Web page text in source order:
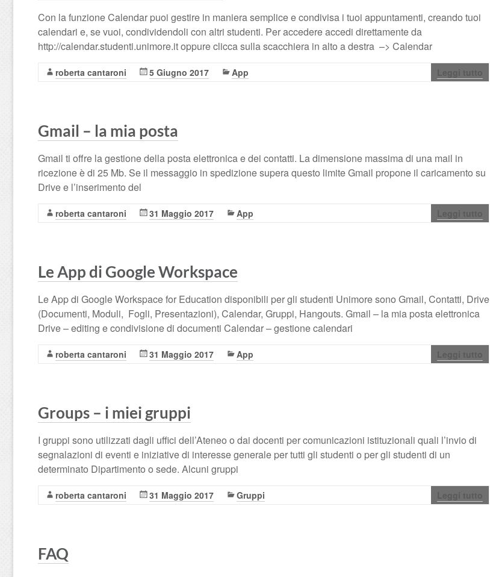
Con la funzione Calendar puoi gestire in maniera semplice e condivisa i tuoi appuntamenti, creando tuoi
calendari e, se vuoi, condividendoli con altri studenti. Per accedere accedi direttamente da
http://calendar.studenti.unimore.it oppure clicca sulla scacchiera in alto a destra –> Calendar
roberta cantaroni 5 Giugno 2017 App Leggi tutto
Gmail – la mia posta
Gmail ti offre la gestione della posta elettronica e dei contatti. La dimensione massima di una mail in
ricezione è di 25 Mb. Se il messaggio in spedizione supera questo limite Gmail propone il caricamento su
Drive e l’inserimento del
roberta cantaroni 31 Maggio 2017 App Leggi tutto
Le App di Google Workspace
Le App di Google Workspace for Education disponibili per gli studenti Unimore sono Gmail, Contatti, Drive
(Documenti, Moduli, Fogli, Presentazioni), Calendar, Gruppi, Hangouts. Gmail – la mia posta elettronica
Drive – editing e condivisione di documenti Calendar – gestione calendari
roberta cantaroni 31 Maggio 2017 App Leggi tutto
Groups – i miei gruppi
I gruppi sono utilizzati dagli uffici dell’Ateneo o dai docenti per comunicazioni istituzionali quali l’invio di
segnalazioni di eventi e iniziative di interesse generale per tutti gli studenti o per gli studenti di un
determinato Dipartimento o sede. Alcuni gruppi
roberta cantaroni 31 Maggio 2017 Gruppi Leggi tutto
FAQ